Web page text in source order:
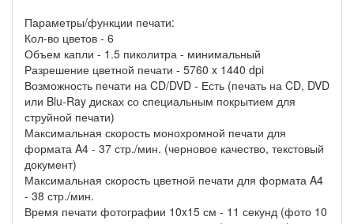
Параметры/функции печати:
Кол-во цветов - 6
Объем капли - 1.5 пиколитра - минимальный
Разрешение цветной печати - 5760 x 1440 dpi
Возможность печати на CD/DVD - Есть (печать на CD, DVD
или Blu-Ray дисках со специальным покрытием для
струйной печати)
Максимальная скорость монохромной печати для
формата A4 - 37 стр./мин. (черновое качество, текстовый
документ)
Максимальная скорость цветной печати для формата A4
- 38 стр./мин.
Время печати фотографии 10x15 см - 11 секунд (фото 10